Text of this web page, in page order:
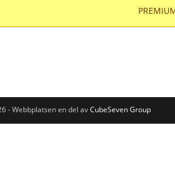
- Webbplatsen en del avCubeSeven Group